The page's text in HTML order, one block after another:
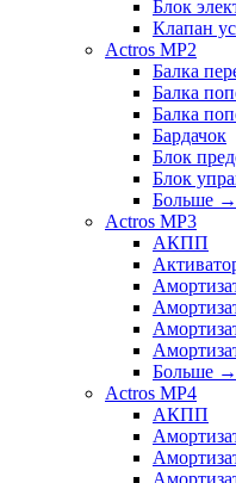
Блок
Клапан
Actros MP2
Балка
Балка
Балка
Бардачок
Блок
Блок
Больше →
Actros MP3
АКПП
Больше →
Actros MP4
АКПП